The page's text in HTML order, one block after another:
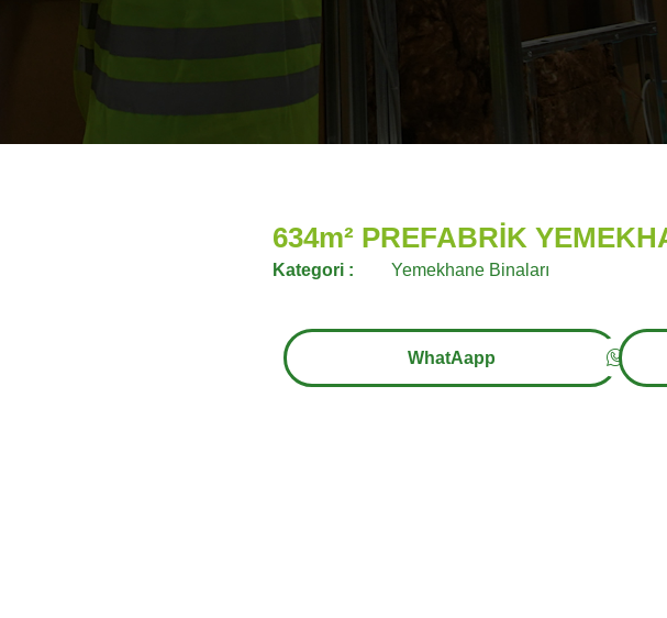
634m² PREFABRİK
Kategori : Yemekhane Binaları
WhatAapp